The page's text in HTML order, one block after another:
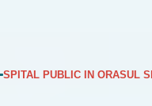
SPITAL PUBLIC IN ORASUL